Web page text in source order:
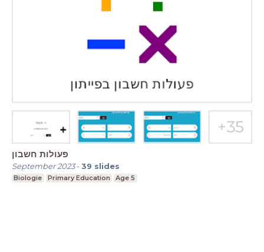
פעולות חשבון
September 2023-39 slides
Biologie Primary Education Age 5